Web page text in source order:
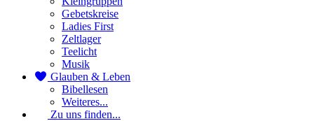
Gebetskreise
Ladies First
Zeltlager
Teelicht
Musik
Glauben & Leben
Bibellesen
Weiteres...
Zu uns finden...